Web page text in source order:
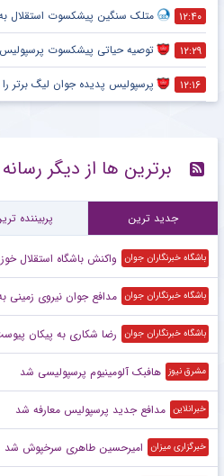
۱۲:۴۰ متلک سنگین پیشکسوت استقلال به اقدام
۱۲:۲۹ توصیه حیاتی پیشکسوت
۱۲:۱۶ پرسپولیس پدیده جوان لیگ برتر
برترین ها از دیگر
جدید ترین پربیننده
باشگاه خبرنگاران جوان واکنش باشگاه استقلال خوزستان
باشگاه خبرنگاران جوان مدافع جوان نیروی
باشگاه خبرنگاران جوان رضا شکاری به پیکان
مشرق نیوز هافبک آلومینیوم پرسپولیسی شد
خبرانلاین مدافع جدید پرسپولیس معارفه شد
خبرگزاری میزان امیرحسین طاهری سرخپوش شد